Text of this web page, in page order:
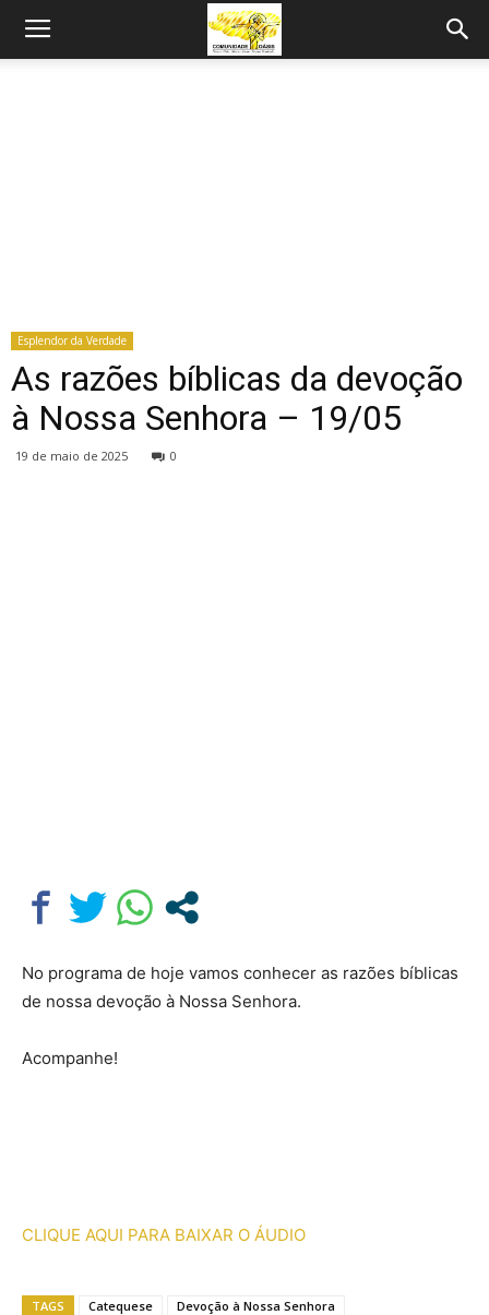
Esplendor da Verdade
As razões bíblicas da devoção
à Nossa Senhora – 19/05
19 de maio de 2025 0
No programa de hoje vamos conhecer as razões bíblicas
de nossa devoção à Nossa Senhora.
Acompanhe!
CLIQUE AQUI PARA BAIXAR O ÁUDIO
TAGS Catequese Devoção à Nossa Senhora